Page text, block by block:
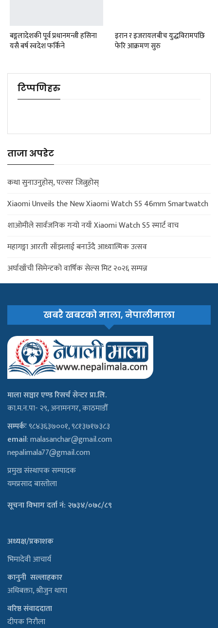
बङ्गलादेशकी पूर्व प्रधानमन्त्री हसिना
यसै बर्ष स्वदेश फर्किने
इरान र इजरायलबीच युद्धविरामपछि
फेरि आक्रमण सुरु
टिप्पणिहरु
ताजा अपडेट
कथा सुनाउनुहोस्, पल्सर जित्नुहोस्
Xiaomi Unveils the New Xiaomi Watch S5 46mm Smartwatch
शाओमीले सार्वजनिक गर्‍यो नयाँ Xiaomi Watch S5 स्मार्ट वाच
महागङ्गा आरतीः साँझलाई बनाउँदै आध्यात्मिक उत्सव
अर्घाखाँची सिमेन्टको वार्षिक सेल्स मिट २०२६ सम्पन्न
खबरै खबरको माला, नेपालीमाला
माला सञ्चार एण्ड रिसर्च सेन्टर प्रा.लि.
का.म.न.पा- २९, अनामनगर, काठमाडौँ
सम्पर्कः९८४३६३७००१, ९८१३७१७३८३
email:malasanchar@gmail.com
nepalimala77@gmail.com
प्रमुख संस्थापक सम्पादक
यमप्रसाद बास्तोला
सूचना विभाग दर्ता नं: २७३४/०७८/८९
अध्यक्ष/प्रकाशक
भिमादेवी आचार्य
कानुनी सल्लाहकार
अधिबक्ता, श्रीजुन थापा
वरिष्ठ संवाददाता
दीपक निरौला